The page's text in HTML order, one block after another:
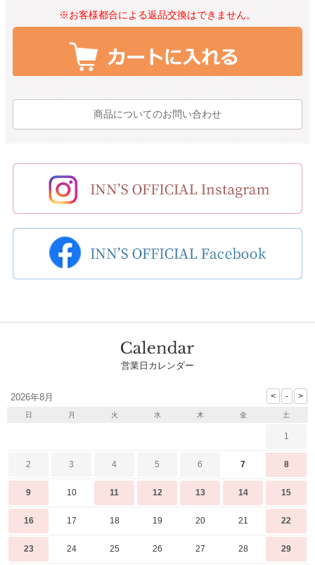
※お客様都合による返品交換はできません。
商品についてのお問い合わせ
営業日カレンダー
2026年8月
日 月 火 水 木 金 土
1
2 3 4 5 6 7 8
9 10 11 12 13 14 15
16 17 18 19 20 21 22
23 24 25 26 27 28 29